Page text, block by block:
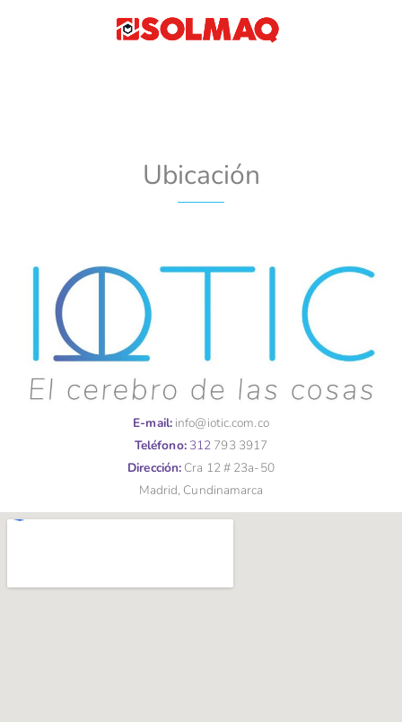
Ubicación
E-mail:info@iotic.com.co
Teléfono:312 793 3917
Dirección: Cra 12 # 23a-50
Madrid, Cundinamarca